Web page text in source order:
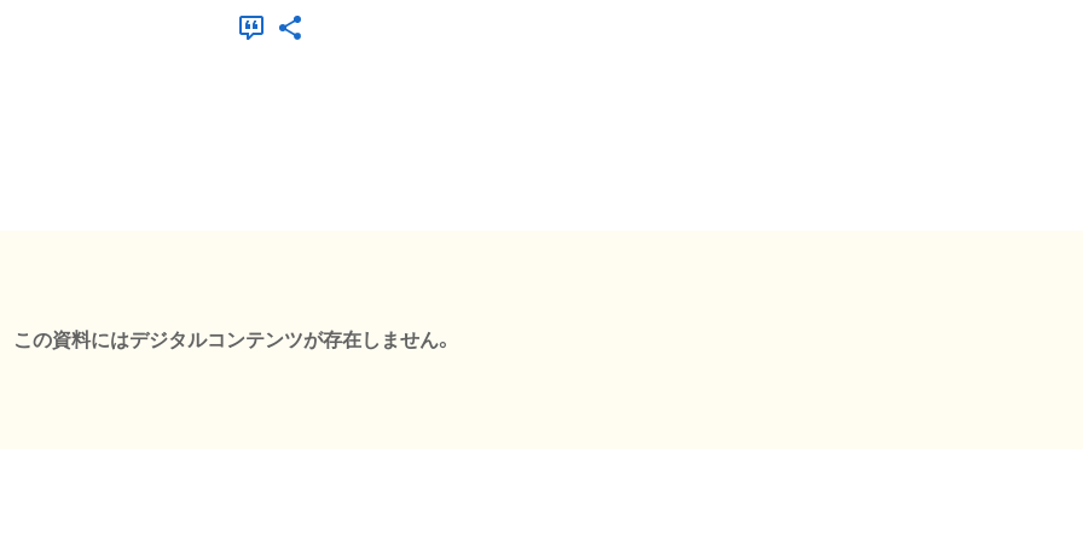
この資料にはデジタルコンテンツが存在しません。